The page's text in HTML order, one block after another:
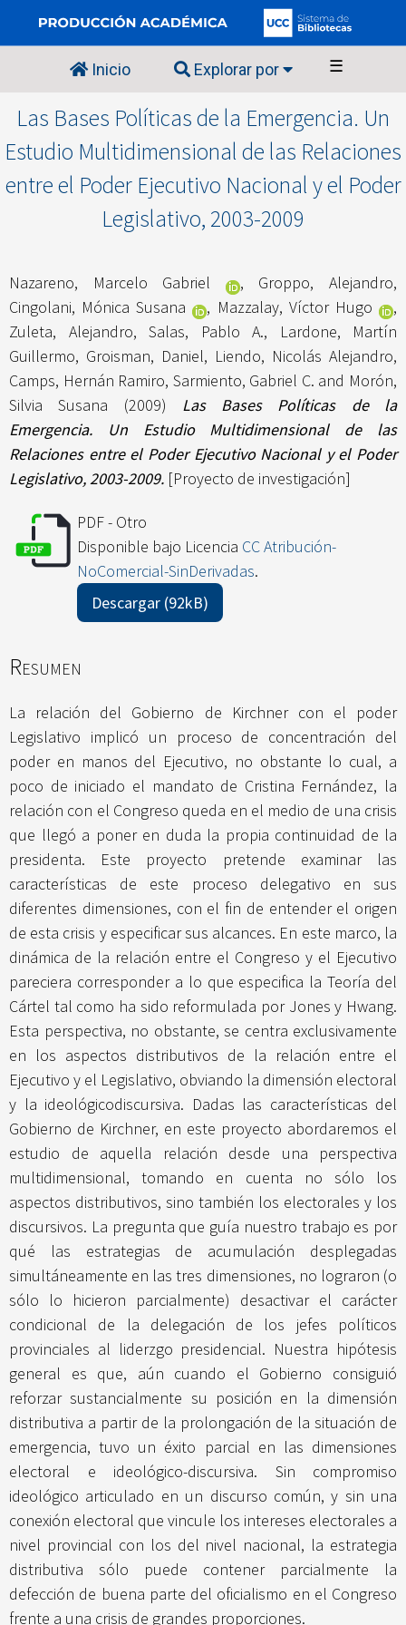
Inicio Explorar por ☰
Las Bases Políticas de la Emergencia. Un
Estudio Multidimensional de las Relaciones
entre el Poder Ejecutivo Nacional y el Poder
Legislativo, 2003-2009
Nazareno, Marcelo Gabriel , Groppo, Alejandro,
Cingolani, Mónica Susana
, Mazzalay, Víctor Hugo
,
Zuleta, Alejandro, Salas, Pablo A.,
Lardone, Martín
Guillermo, Groisman, Daniel, Liendo, Nicolás Alejandro,
Camps, Hernán Ramiro, Sarmiento, Gabriel C. and Morón,
Silvia Susana (2009) Las Bases Políticas de la
Emergencia. Un Estudio Multidimensional de las
Relaciones entre el Poder Ejecutivo Nacional y el Poder
Legislativo, 2003-2009. [Proyecto de investigación]
PDF - Otro
Disponible bajo Licencia CC Atribución-
NoComercial-SinDerivadas.
Descargar (92kB)
Resumen
La relación del Gobierno de Kirchner con el poder
Legislativo implicó un proceso de concentración del
poder en manos del Ejecutivo, no obstante lo cual, a
poco de iniciado el mandato de Cristina Fernández, la
relación con el Congreso queda en el medio de una crisis
que llegó a poner en duda la propia continuidad de la
presidenta. Este proyecto pretende examinar las
características de este proceso delegativo en sus
diferentes dimensiones, con el fin de entender el origen
de esta crisis y especificar sus alcances. En este marco, la
dinámica de la relación entre el Congreso y el Ejecutivo
pareciera corresponder a lo que especifica la Teoría del
Cártel tal como ha sido reformulada por Jones y Hwang.
Esta perspectiva, no obstante, se centra exclusivamente
en los aspectos distributivos de la relación entre el
Ejecutivo y el Legislativo, obviando la dimensión electoral
y la ideológicodiscursiva. Dadas las características del
Gobierno de Kirchner, en este proyecto abordaremos el
estudio de aquella relación desde una perspectiva
multidimensional, tomando en cuenta no sólo los
aspectos distributivos, sino también los electorales y los
discursivos. La pregunta que guía nuestro trabajo es por
qué las estrategias de acumulación desplegadas
simultáneamente en las tres dimensiones, no lograron (o
sólo lo hicieron parcialmente) desactivar el carácter
condicional de la delegación de los jefes políticos
provinciales al liderzgo presidencial. Nuestra hipótesis
general es que, aún cuando el Gobierno consiguió
reforzar sustancialmente su posición en la dimensión
distributiva a partir de la prolongación de la situación de
emergencia, tuvo un éxito parcial en las dimensiones
electoral e ideológico-discursiva. Sin compromiso
ideológico articulado en un discurso común, y sin una
conexión electoral que vincule los intereses electorales a
nivel provincial con los del nivel nacional, la estrategia
distributiva sólo puede contener parcialmente la
defección de buena parte del oficialismo en el Congreso
frente a una crisis de grandes proporciones.